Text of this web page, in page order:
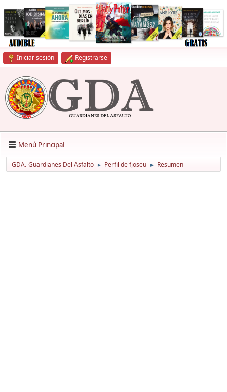
Iniciar sesión Registrarse
Menú Principal
GDA.-Guardianes Del Asfalto ► Perfil de fjoseu ► Resumen